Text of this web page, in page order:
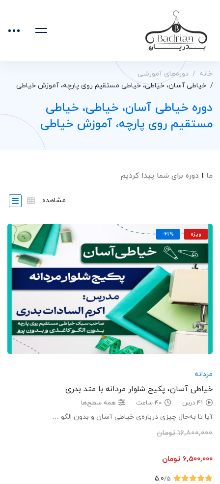
خانه
دوره‌های آموزشی
خیاطی آسان، خیاطی، خیاطی مستقیم روی پارچه، آموزش خیاطی
دوره خیاطی آسان، خیاطی، خیاطی
مستقیم روی پارچه، آموزش خیاطی
ما 1 دوره برای شما پیدا کردیم
مشاهده
ویژه -61%
مردانه
خیاطی آسان، پکیج شلوار مردانه با متد بدری
41 درس 40 ساعت همه سطح‌ها
آیا تا به‌حال چیزی درباره‌ی خیاطی آسان و بدون الگو …
16,800,000 تومان
6,500,000 تومان
5.0/5